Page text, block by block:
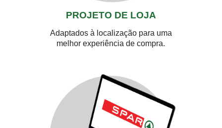
PROJETO DE LOJA
Adaptados à localização para uma
melhor experiência de compra.